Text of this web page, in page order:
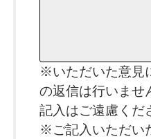
※いただいた意見
の返信は行いませ
記入はご遠慮くだ
※ご記入いただい